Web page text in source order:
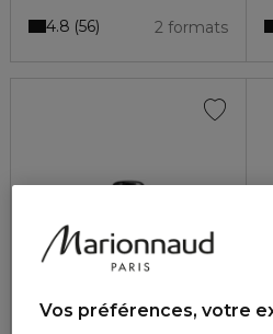
2 formats
4.8 56
Vos préférences, votre